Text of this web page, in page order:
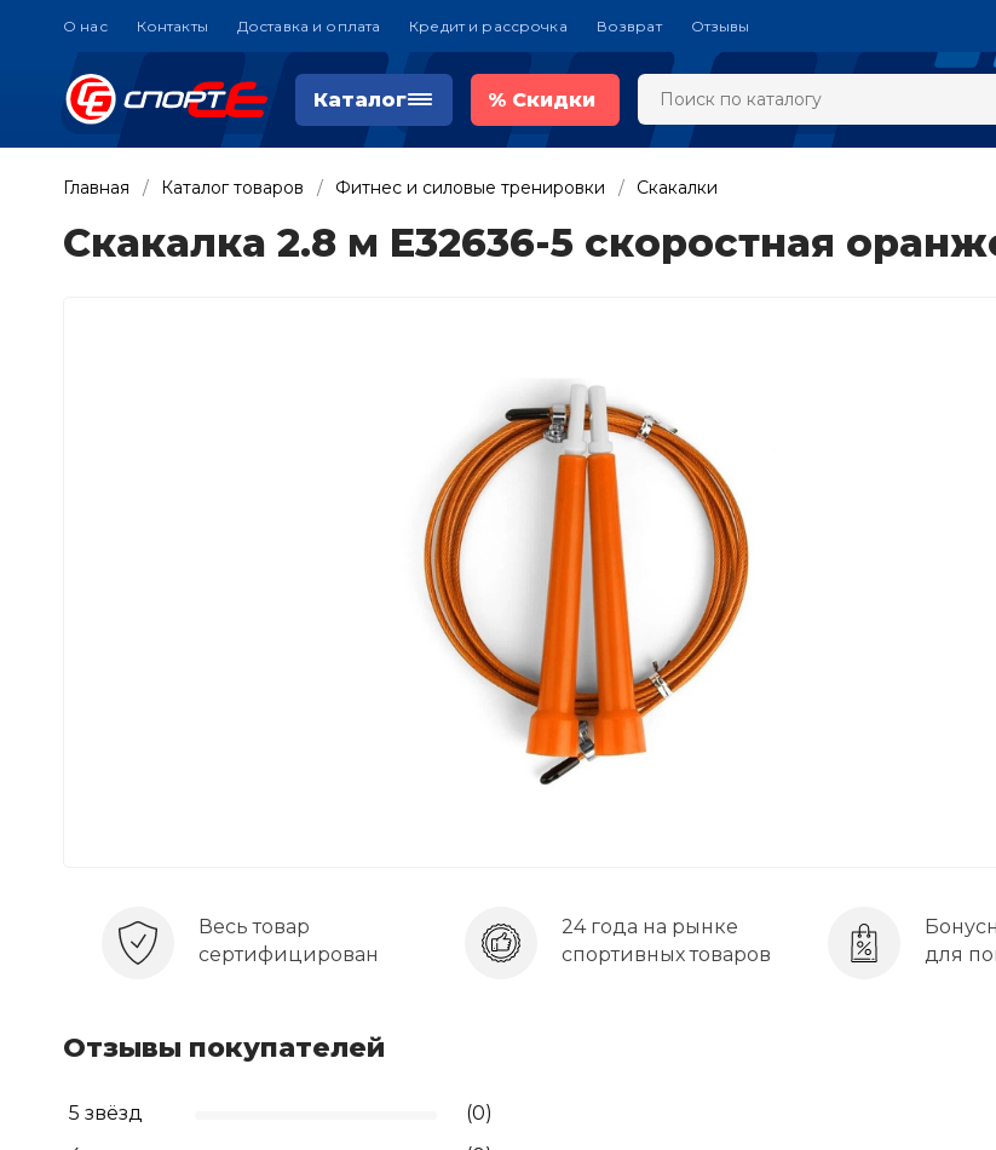
О нас Контакты Доставка и оплата Кредит и рассрочка Возврат Отзывы
Каталог % Скидки
Главная Каталог товаров Фитнес и силовые тренировки Скакалки
Скакалка 2.8 м E32636-5 скоростная
Весь товар
сертифицирован
24 года на рынке
спортивных товаров
для
Отзывы покупателей
5 звёзд
(0)